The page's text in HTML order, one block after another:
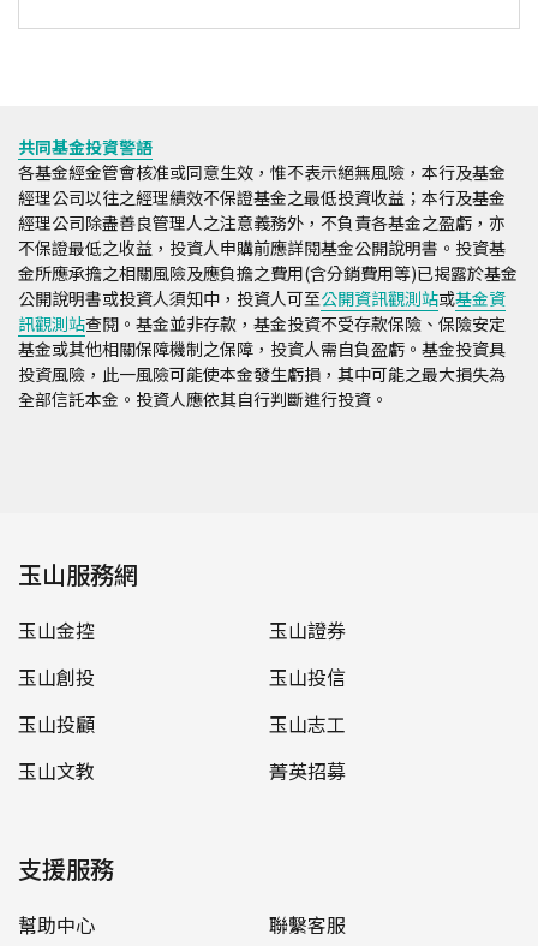
共同基金投資警語
各基金經金管會核准或同意生效，惟不表示絕無風險，本行及基金
經理公司以往之經理績效不保證基金之最低投資收益；本行及基金
經理公司除盡善良管理人之注意義務外，不負責各基金之盈虧，亦
不保證最低之收益，投資人申購前應詳閱基金公開說明書。投資基
金所應承擔之相關風險及應負擔之費用(含分銷費用等)已揭露於基金
公開說明書或投資人須知中，投資人可至公開資訊觀測站或基金資
訊觀測站查閱。基金並非存款，基金投資不受存款保險、保險安定
基金或其他相關保障機制之保障，投資人需自負盈虧。基金投資具
投資風險，此一風險可能使本金發生虧損，其中可能之最大損失為
全部信託本金。投資人應依其自行判斷進行投資。
玉山服務網
玉山金控
玉山證券
玉山創投
玉山投信
玉山投顧
玉山志工
玉山文教
菁英招募
支援服務
幫助中心
聯繫客服